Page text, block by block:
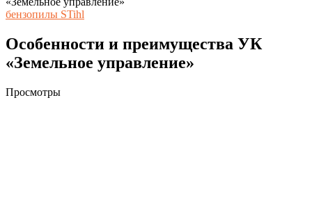
бензопилы STihl
Особенности и преимущества УК
«Земельное управление»
Просмотры